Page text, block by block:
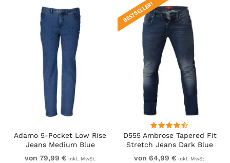
Adamo 5-Pocket Low Rise
Jeans Medium Blue
von 79,99 € inkl. MwSt.
D555 Ambrose Tapered Fit
Stretch Jeans Dark Blue
BESTSELLER!
von 64,99 € inkl. MwSt.